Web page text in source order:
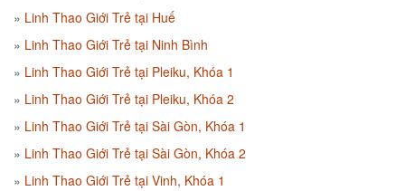
Linh Thao Giới Trẻ tại Huế
Linh Thao Giới Trẻ tại Ninh Bình
Linh Thao Giới Trẻ tại Pleiku, Khóa 1
Linh Thao Giới Trẻ tại Pleiku, Khóa 2
Linh Thao Giới Trẻ tại Sài Gòn, Khóa 1
Linh Thao Giới Trẻ tại Sài Gòn, Khóa 2
Linh Thao Giới Trẻ tại Vinh, Khóa 1